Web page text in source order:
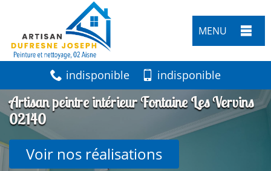
MENU
indisponible indisponible
Artisan peintre intérieur Fontaine Les Vervins
02140
Voir nos réalisations